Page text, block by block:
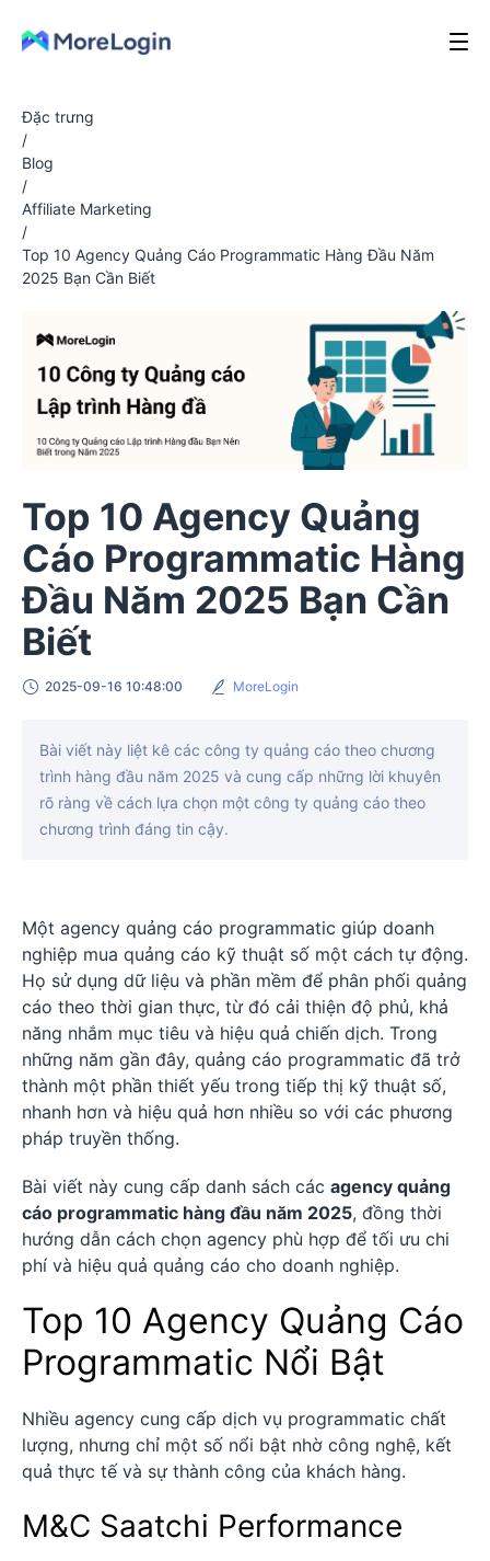
Đặc trưng
/
Blog
/
Affiliate Marketing
/
Top 10 Agency Quảng Cáo Programmatic Hàng Đầu Năm
2025 Bạn Cần Biết
Top 10 Agency Quảng
Cáo Programmatic Hàng
Đầu Năm 2025 Bạn Cần
Biết
2025-09-16 10:48:00 MoreLogin
Bài viết này liệt kê các công ty quảng cáo theo chương
trình hàng đầu năm 2025 và cung cấp những lời khuyên
rõ ràng về cách lựa chọn một công ty quảng cáo theo
chương trình đáng tin cậy.
Một agency quảng cáo programmatic giúp doanh
nghiệp mua quảng cáo kỹ thuật số một cách tự động.
Họ sử dụng dữ liệu và phần mềm để phân phối quảng
cáo theo thời gian thực, từ đó cải thiện độ phủ, khả
năng nhắm mục tiêu và hiệu quả chiến dịch. Trong
những năm gần đây, quảng cáo programmatic đã trở
thành một phần thiết yếu trong tiếp thị kỹ thuật số,
nhanh hơn và hiệu quả hơn nhiều so với các phương
pháp truyền thống.
Bài viết này cung cấp danh sách các agency quảng
cáo programmatic hàng đầu năm 2025, đồng thời
hướng dẫn cách chọn agency phù hợp để tối ưu chi
phí và hiệu quả quảng cáo cho doanh nghiệp.
Top 10 Agency Quảng Cáo
Programmatic Nổi Bật
Nhiều agency cung cấp dịch vụ programmatic chất
lượng, nhưng chỉ một số nổi bật nhờ công nghệ, kết
quả thực tế và sự thành công của khách hàng.
M&C Saatchi Performance